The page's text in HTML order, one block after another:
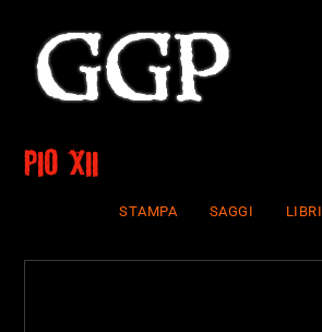
content
Pio XII
STAMPA SAGGI LIBRI